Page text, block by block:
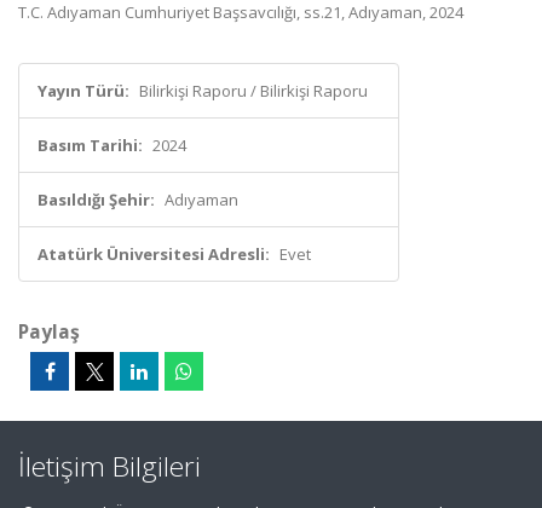
T.C. Adıyaman Cumhuriyet Başsavcılığı, ss.21, Adıyaman, 2024
Yayın Türü: Bilirkişi Raporu / Bilirkişi Raporu
Basım Tarihi: 2024
Basıldığı Şehir: Adıyaman
Atatürk Üniversitesi Adresli: Evet
Paylaş
İletişim Bilgileri